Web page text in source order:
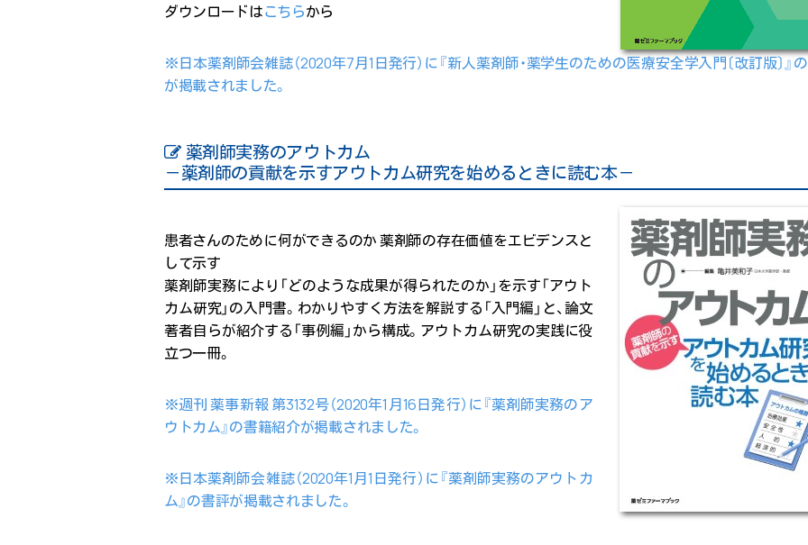
ダウンロードはこちらから
※日本薬剤師会雑誌（2020年7月1日発行）に『新人薬剤師・薬学生のための医療安全学入門〔改訂版〕』
が掲載されました。
薬剤師実務のアウトカム
－薬剤師の貢献を示すアウトカム研究を始めるときに読む本－
患者さんのために何ができるのか 薬剤師の存在価値をエビデンスと
して示す
薬剤師実務により「どのような成果が得られたのか」を示す「アウト
カム研究」の入門書。わかりやすく方法を解説する「入門編」と、論文
著者自らが紹介する「事例編」から構成。アウトカム研究の実践に役
立つ一冊。
※週刊 薬事新報 第3132号（2020年1月16日発行）に『薬剤師実務のア
ウトカム』の書籍紹介が掲載されました。
※日本薬剤師会雑誌（2020年1月1日発行）に『薬剤師実務のアウトカ
ム』の書評が掲載されました。